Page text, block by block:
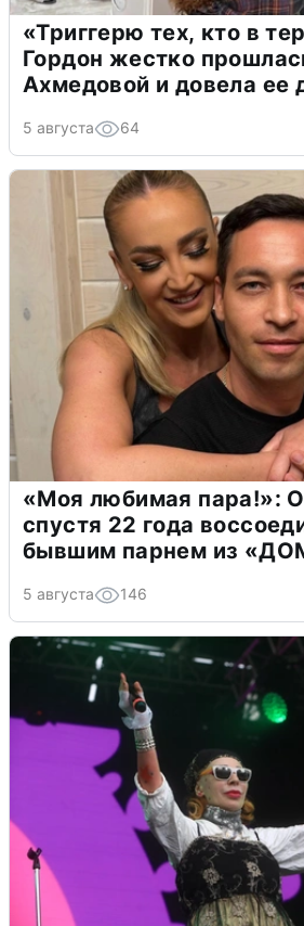
«Триггерю тех, кто в
Гордон жестко
Ахмедовой и довела ее
5 августа 64
«Моя любимая пара!»:
спустя 22 года
бывшим парнем из
5 августа 146